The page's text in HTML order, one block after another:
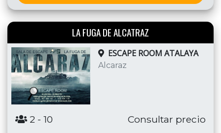
LA FUGA DE ALCATRAZ
ESCAPE ROOM ATALAYA
Alcaraz
2 - 10 Consultar precio